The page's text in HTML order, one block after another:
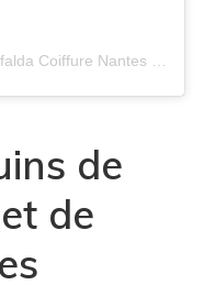
Une publication partagée par Mafalda Coiffure Nantes (@mafalda_coiffure_nantes)
de
de